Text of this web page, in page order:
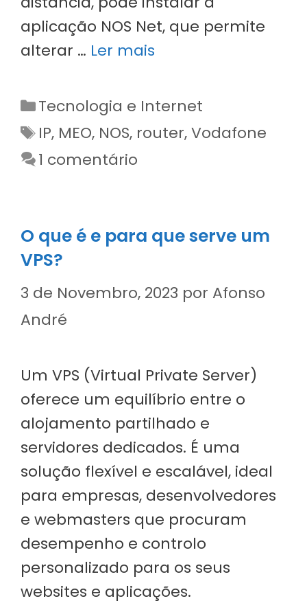
aplicação NOS Net, que permite
alterar … Ler mais
Categorias
Tecnologia e Internet
Etiquetas
IP, MEO, NOS, router,Vodafone
1 comentário
O que é e para que serve um
VPS?
3 de Novembro, 2023 por Afonso
André
Um VPS (Virtual Private Server)
oferece um equilíbrio entre o
alojamento partilhado e
servidores dedicados. É uma
solução flexível e escalável, ideal
para empresas, desenvolvedores
e webmasters que procuram
desempenho e controlo
personalizado para os seus
websites e aplicações.